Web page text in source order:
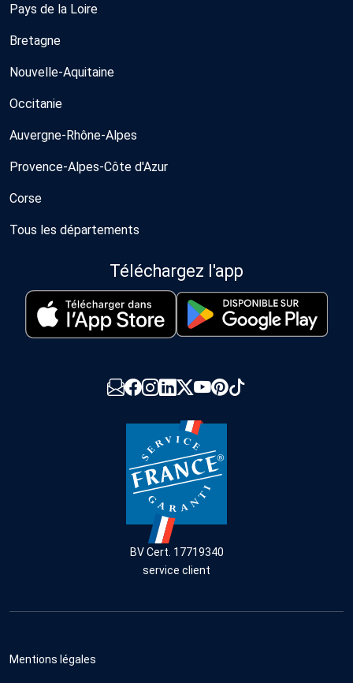
Pays de la Loire
Bretagne
Nouvelle-Aquitaine
Occitanie
Auvergne-Rhône-Alpes
Provence-Alpes-Côte d'Azur
Corse
Tous les départements
Téléchargez l'app
BV Cert. 17719340
service client
Mentions légales